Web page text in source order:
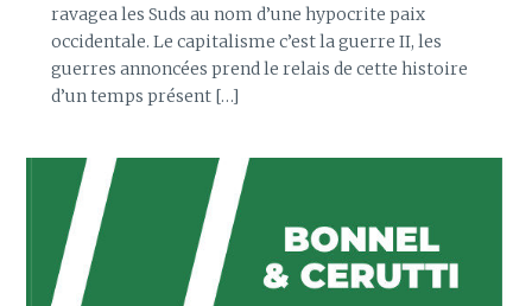
ravagea les Suds au nom d’une hypocrite paix
occidentale. Le capitalisme c’est la guerre II, les
guerres annoncées prend le relais de cette histoire
d’un temps présent […]